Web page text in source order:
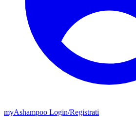
myAshampoo Login/Registrati